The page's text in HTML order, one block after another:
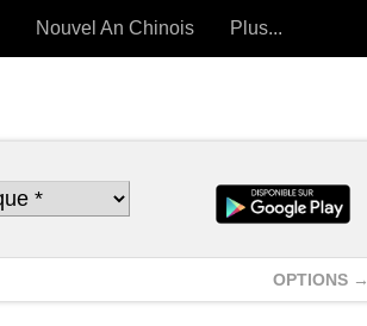
Nouvel An Chinois Plus...
OPTIONS →